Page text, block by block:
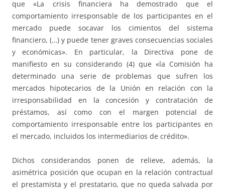
que «La crisis financiera ha demostrado que el
comportamiento irresponsable de los participantes en el
mercado puede socavar los cimientos del sistema
financiero, (…) y puede tener graves consecuencias sociales
y económicas». En particular, la Directiva pone de
manifiesto en su considerando (4) que «la Comisión ha
determinado una serie de problemas que sufren los
mercados hipotecarios de la Unión en relación con la
irresponsabilidad en la concesión y contratación de
préstamos, así como con el margen potencial de
comportamiento irresponsable entre los participantes en
el mercado, incluidos los intermediarios de crédito».
Dichos considerandos ponen de relieve, además, la
asimétrica posición que ocupan en la relación contractual
el prestamista y el prestatario, que no queda salvada por